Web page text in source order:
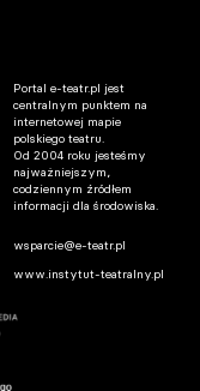
Portal e-teatr.pl jest
centralnym punktem na
internetowej mapie
polskiego teatru.
Od 2004 roku jesteśmy
najważniejszym,
codziennym źródłem
informacji dla środowiska.
wsparcie@e-teatr.pl
www.instytut-teatralny.pl